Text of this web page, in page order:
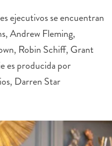
ejecutivos se encuentran
Andrew Fleming,
Robin Schiff, Grant
es producida por
Darren Star